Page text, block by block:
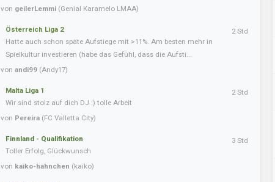
von geilerLemmi (Genial Karamelo LMAA)
Österreich Liga 2
Hatte auch schon späte Aufstiege mit >11%. Am besten mehr in
Spielkultur investieren (habe das Gefühl, dass die Aufsti...
von andi99 (Andy17)
2 Std
Malta Liga 1
Wir sind stolz auf dich DJ :) tolle Arbeit
von Pereira (FC Valletta City)
2 Std
Finnland - Qualifikation
Toller Erfolg, Glückwunsch
von kaiko-hahnchen (kaiko)
3 Std